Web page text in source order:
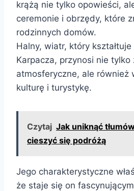
krążą nie tylko opowieści,
ceremonie i obrzędy, które
rodzinnych domów.
Halny, wiatr, który
Karpacza, przynosi nie tylko
atmosferyczne, ale również
kulturę i turystykę.
Czytaj Jak uniknąć
cieszyć się podróżą
Jego charakterystyczne
że staje się on